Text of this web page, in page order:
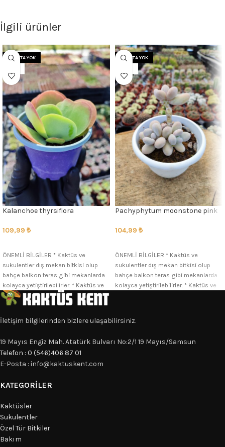
İlgili ürünler
STOKTA YOK
Kalanchoe thyrsiflora
109,99 ₺
ÖNEMLİ BİLGİLER * Kaktüs ve
sukulentler dış mekan bitkisi olup
bahçe balkon teras gibi mekanlarda
kolayca yetiştirilebilirler. * Kaktüs ve
STOKTA YOK
Pachyphytum moonstone pink
104,99 ₺
ÖNEMLİ BİLGİLER * Kaktüs ve
sukulentler dış mekan bitkisi olup
bahçe balkon teras gibi mekanlarda
kolayca yetiştirilebilirler. * Kaktüs ve
İletişim bilgilerinden bizlere ulaşabilirsiniz.
19 Mayıs Engiz Mah. Atatürk Bulvarı No:2/1 19 Mayıs/Samsun
Telefon : 0 (546)406 87 01
E-Posta : info@kaktuskent.com
KATEGORILER
Kaktüsler
Sukulentler
Özel Tür Bitkiler
Bakım